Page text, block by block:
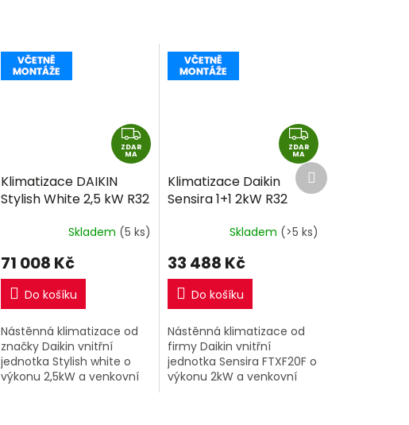
Z
D
R
M
A
ZDAR
MA
Klimatizace DAIKIN
Stylish White 2,5 kW R32
Skladem (5 ks)
71 008 Kč
Do košíku
Nástěnná klimatizace od
značky Daikin vnitřní
jednotka Stylish white o
výkonu 2,5kW a venkovní
Z
D
A
R
A
ZDAR
MA
Klimatizace Daikin
Sensira 1+1 2kW R32
Skladem (>5 ks)
33 488 Kč
Do košíku
Nástěnná klimatizace od
firmy Daikin vnitřní
jednotka Sensira FTXF20F o
výkonu 2kW a venkovní
Další
produkt